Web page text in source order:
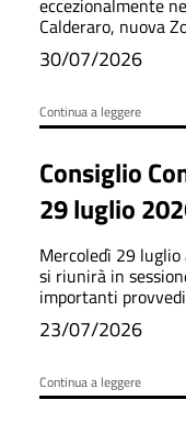
eccezionalmente
Calderaro, nuova
30/07/2026
Continua a leggere
Consiglio
29 luglio
Mercoledì 29
si riunirà in
importanti
linee
sponsorizzazioni.
23/07/2026
Continua a leggere